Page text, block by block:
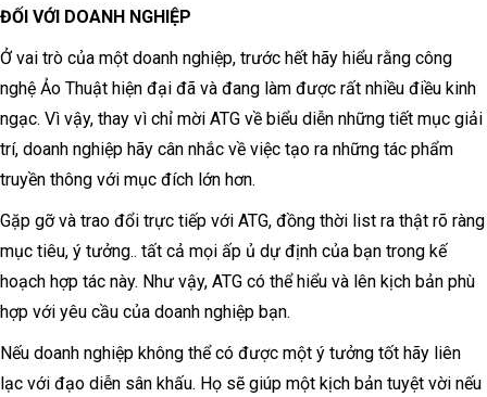
ĐỐI VỚI DOANH NGHIỆP
Ở vai trò của một doanh nghiệp, trước hết hãy hiểu rằng công
nghệ Ảo Thuật hiện đại đã và đang làm được rất nhiều điều kinh
ngạc. Vì vậy, thay vì chỉ mời ATG về biểu diễn những tiết mục giải
trí, doanh nghiệp hãy cân nhắc về việc tạo ra những tác phẩm
truyền thông với mục đích lớn hơn.
Gặp gỡ và trao đổi trực tiếp với ATG, đồng thời list ra thật rõ ràng
mục tiêu, ý tưởng.. tất cả mọi ấp ủ dự định của bạn trong kế
hoạch hợp tác này. Như vậy, ATG có thể hiểu và lên kịch bản phù
hợp với yêu cầu của doanh nghiệp bạn.
Nếu doanh nghiệp không thể có được một ý tưởng tốt hãy liên
lạc với đạo diễn sân khấu. Họ sẽ giúp một kịch bản tuyệt vời nếu